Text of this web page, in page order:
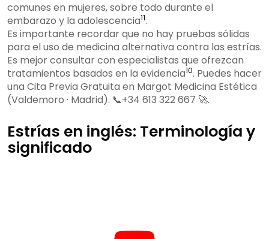
comunes en mujeres, sobre todo durante el
embarazo y la adolescencia11.
Es importante recordar que no hay pruebas sólidas
para el uso de medicina alternativa contra las estrías.
Es mejor consultar con especialistas que ofrezcan
tratamientos basados en la evidencia10. Puedes hacer
una Cita Previa Gratuita en Margot Medicina Estética
(Valdemoro · Madrid). 📞+34 613 322 667 🚀.
Estrías en inglés: Terminología y
significado